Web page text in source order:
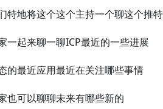
特地将这个这个主持一个聊这个推
一起来聊一聊ICP最近的一些进展
的最近应用最近在关注哪些事情
也可以聊聊未来有哪些新的